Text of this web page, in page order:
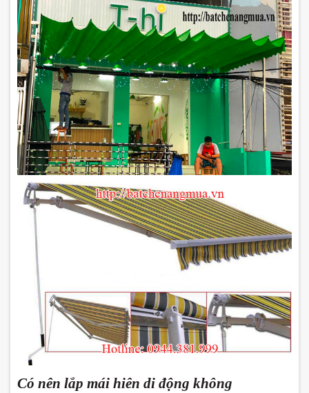
Có nên lắp mái hiên di động không